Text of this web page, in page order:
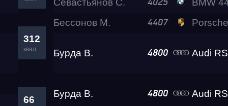
Севастьянов С.
4025 BMW 440
312
квал.
Бессонов М. 4407 Porsche 911
Бурда В. 4800 Audi
66
Бурда В. 4800 Audi